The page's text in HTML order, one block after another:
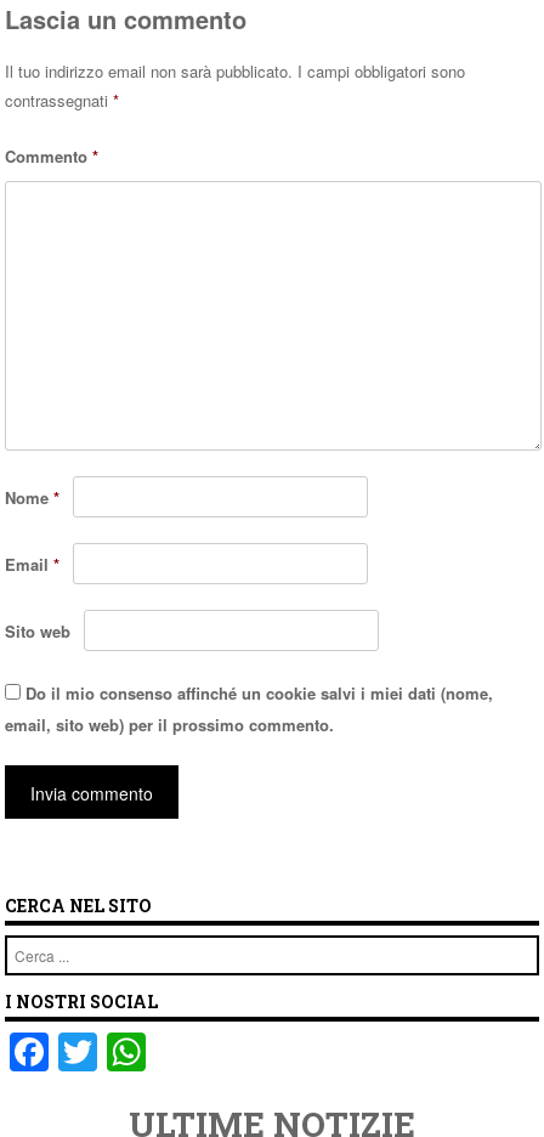
Lascia un commento
Il tuo indirizzo email non sarà pubblicato. I campi obbligatori sono
contrassegnati*
Commento*
Nome*
Email*
Sito web
Do il mio consenso affinché un cookie salvi i miei dati (nome,
email, sito web) per il prossimo commento.
CERCA NEL SITO
Cerca
I NOSTRI SOCIAL
F
a
T
wi
ULTIME NOTIZIE